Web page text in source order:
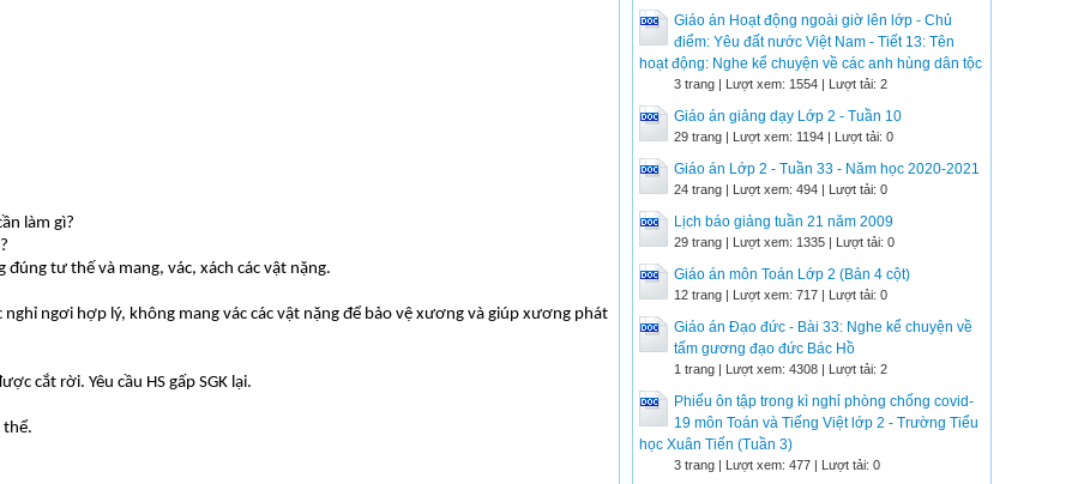
làm gì?
tư thế và mang, vác, xách các vật nặng.
ngơi hợp lý, không mang vác các vật nặng để bảo vệ xương và giúp xương phát
cắt rời. Yêu cầu HS gấp SGK lại.
thể.
Giáo án Hoạt động ngoài giờ lên lớp - Chủ
điểm: Yêu đất nước Việt Nam - Tiết 13: Tên
hoạt động: Nghe kể chuyện về các anh hùng dân tộc
3 trang | Lượt xem: 1554 | Lượt tải: 2
Giáo án giảng dạy Lớp 2 - Tuần 10
29 trang | Lượt xem: 1194 | Lượt tải: 0
Giáo án Lớp 2 - Tuần 33 - Năm học 2020-2021
24 trang | Lượt xem: 494 | Lượt tải: 0
Lịch báo giảng tuần 21 năm 2009
29 trang | Lượt xem: 1335 | Lượt tải: 0
Giáo án môn Toán Lớp 2 (Bản 4 cột)
12 trang | Lượt xem: 717 | Lượt tải: 0
Giáo án Đạo đức - Bài 33: Nghe kể chuyện về
tấm gương đạo đức Bác Hồ
1 trang | Lượt xem: 4308 | Lượt tải: 2
Phiếu ôn tập trong kì nghỉ phòng chống covid-
19 môn Toán và Tiếng Việt lớp 2 - Trường Tiểu
học Xuân Tiến (Tuần 3)
3 trang | Lượt xem: 477 | Lượt tải: 0